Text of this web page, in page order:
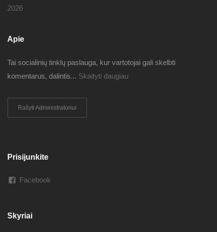
2026
Apie
Tai socialinių tinklų paslauga, kur vartotojai gali skelbti
komentarus, dalintis... Skaityti daugiau
Rašyti Administratoriui
Prisijunkite
Facebook
Skyriai